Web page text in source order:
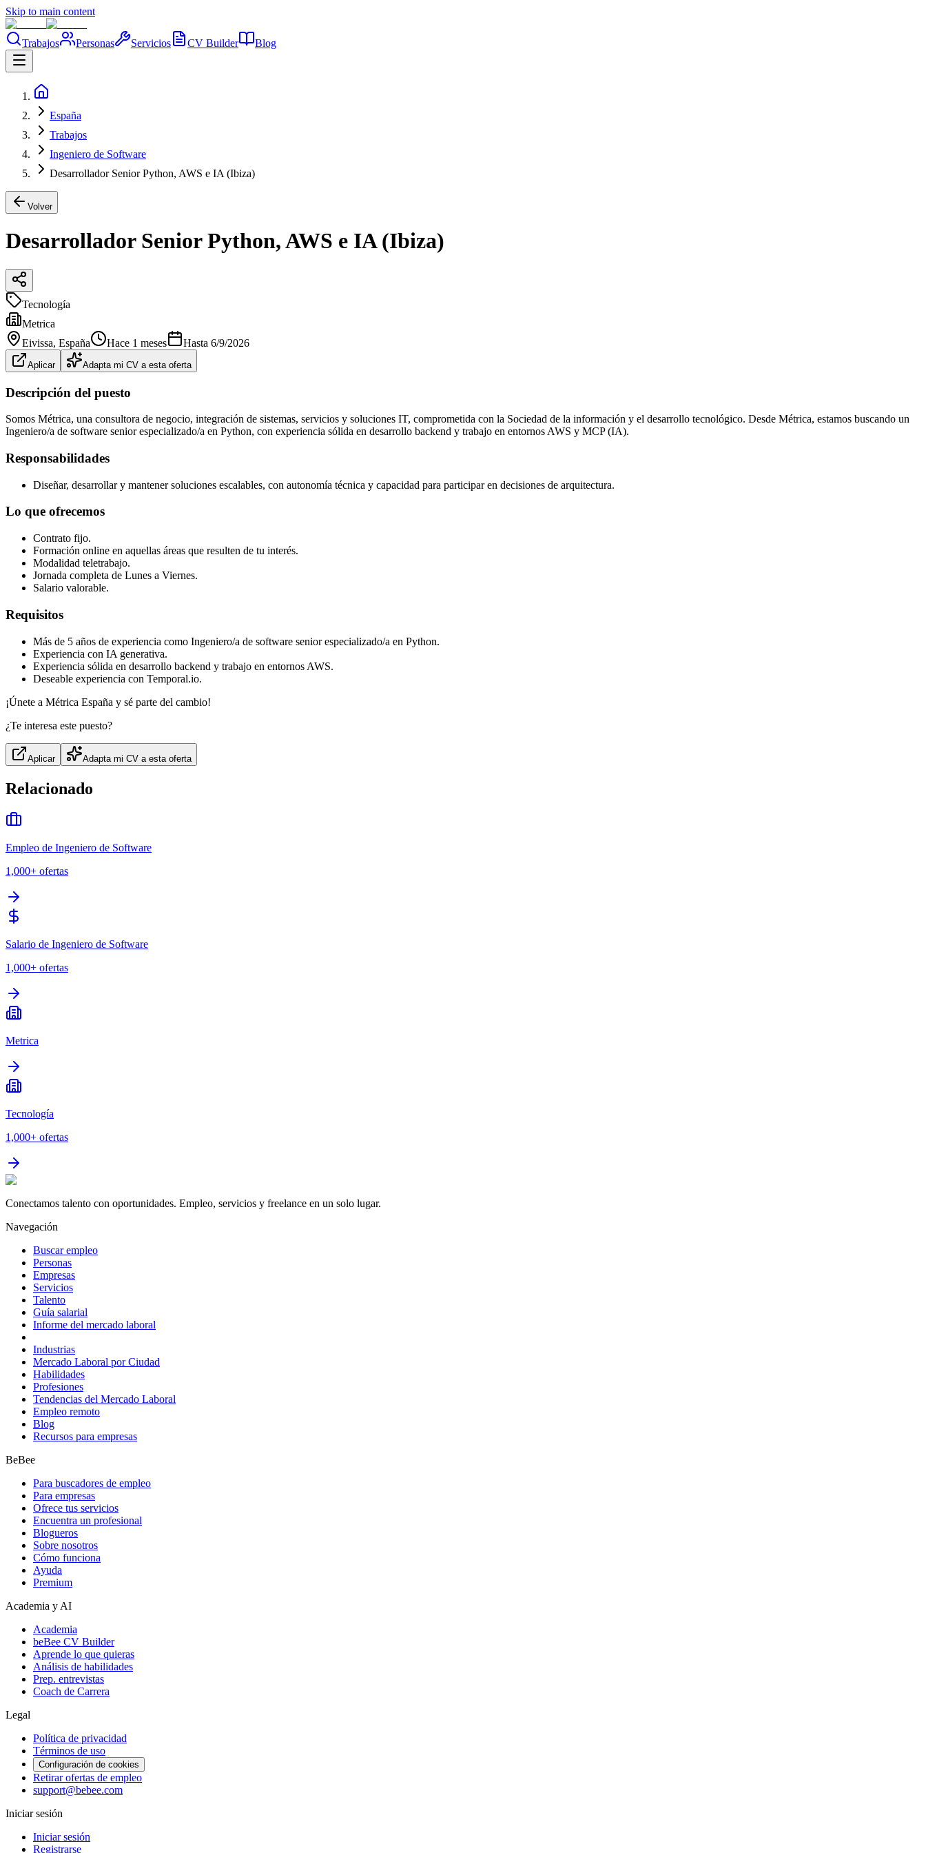
Skip to main content
Trabajos Personas Servicios CV Builder Blog
España
Trabajos
Ingeniero de Software
Desarrollador Senior Python, AWS e IA (Ibiza)
Volver
Desarrollador Senior Python, AWS e IA (Ibiza)
Tecnología
Metrica
Eivissa, España Hace 1 meses Hasta 6/9/2026
Aplicar Adapta mi CV a esta oferta
Descripción del puesto
Somos Métrica, una consultora de negocio, integración de sistemas, servicios y soluciones IT, comprometida con la Sociedad de la información y el desarrollo tecnológico. Desde Métrica, estamos buscando un
Ingeniero/a de software senior especializado/a en Python, con experiencia sólida en desarrollo backend y trabajo en entornos AWS y MCP (IA).
Responsabilidades
Diseñar, desarrollar y mantener soluciones escalables, con autonomía técnica y capacidad para participar en decisiones de arquitectura.
Lo que ofrecemos
Contrato fijo.
Formación online en aquellas áreas que resulten de tu interés.
Modalidad teletrabajo.
Jornada completa de Lunes a Viernes.
Salario valorable.
Requisitos
Más de 5 años de experiencia como Ingeniero/a de software senior especializado/a en Python.
Experiencia con IA generativa.
Experiencia sólida en desarrollo backend y trabajo en entornos AWS.
Deseable experiencia con Temporal.io.
¡Únete a Métrica España y sé parte del cambio!
¿Te interesa este puesto?
Aplicar Adapta mi CV a esta oferta
Relacionado
Empleo de Ingeniero de Software
1,000+ ofertas
Salario de Ingeniero de Software
1,000+ ofertas
Metrica
Tecnología
1,000+ ofertas
Conectamos talento con oportunidades. Empleo, servicios y freelance en un solo lugar.
Navegación
Buscar empleo
Personas
Empresas
Servicios
Talento
Guía salarial
Informe del mercado laboral
Industrias
Mercado Laboral por Ciudad
Habilidades
Profesiones
Tendencias del Mercado Laboral
Empleo remoto
Blog
Recursos para empresas
BeBee
Para buscadores de empleo
Para empresas
Ofrece tus servicios
Encuentra un profesional
Blogueros
Sobre nosotros
Cómo funciona
Ayuda
Premium
Academia y AI
Academia
beBee CV Builder
Aprende lo que quieras
Análisis de habilidades
Prep. entrevistas
Coach de Carrera
Legal
Política de privacidad
Términos de uso
Configuración de cookies
Retirar ofertas de empleo
support@bebee.com
Iniciar sesión
Iniciar sesión
Registrarse